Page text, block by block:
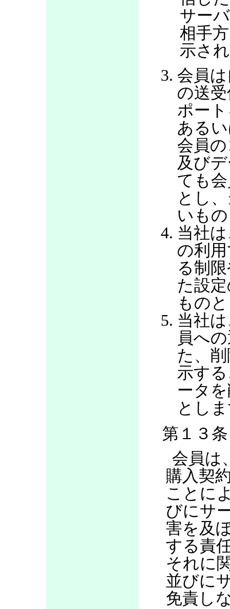
サー
相手
示さ
会員
の送
ポー
ある
会員
及び
ても
とし
いも
当社
の利
る制
た設
もの
当社
員へ
た、
示す
ータ
とし
第１３
会員は
購入契
ことに
びにサ
害を及
する責
それに
並びに
免責し